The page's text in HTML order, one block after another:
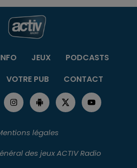
JEUX
PODCASTS
VOTRE PUB CONTACT
légales
des jeux ACTIV Radio